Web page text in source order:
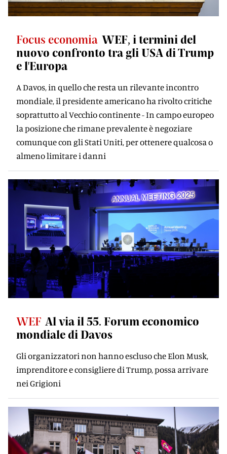
Focus economia WEF, i termini del
nuovo confronto tra gli USA di Trump
e l'Europa
A Davos, in quello che resta un rilevante incontro
mondiale, il presidente americano ha rivolto critiche
soprattutto al Vecchio continente - In campo europeo
la posizione che rimane prevalente è negoziare
comunque con gli Stati Uniti, per ottenere qualcosa o
almeno limitare i danni
WEF Al via il 55. Forum economico
mondiale di Davos
Gli organizzatori non hanno escluso che Elon Musk,
imprenditore e consigliere di Trump, possa arrivare
nei Grigioni